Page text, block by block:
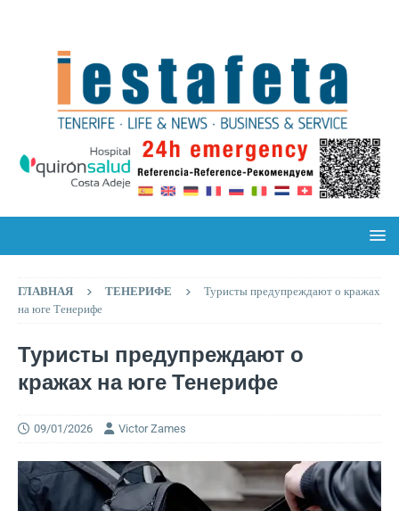
ГЛАВНАЯ ТЕНЕРИФЕ
Туристы предупреждают о кражах
на юге Тенерифе
Туристы предупреждают о
кражах на юге Тенерифе
09/01/2026 Victor Zames